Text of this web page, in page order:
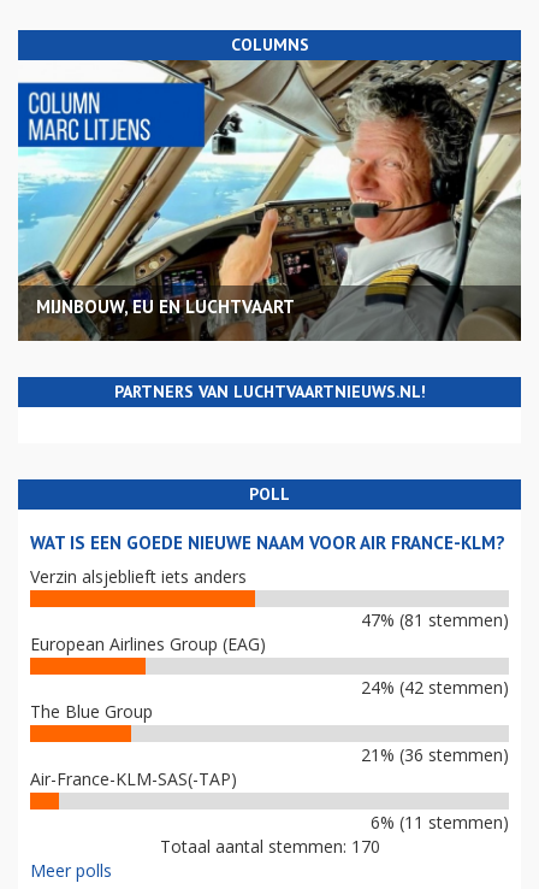
COLUMNS
MIJNBOUW, EU EN LUCHTVAART
PARTNERS VAN LUCHTVAARTNIEUWS.NL!
POLL
WAT IS EEN GOEDE NIEUWE NAAM VOOR AIR FRANCE-KLM?
Verzin alsjeblieft iets anders
47% (81 stemmen)
European Airlines Group (EAG)
24% (42 stemmen)
The Blue Group
21% (36 stemmen)
Air-France-KLM-SAS(-TAP)
6% (11 stemmen)
Totaal aantal stemmen: 170
Meer polls